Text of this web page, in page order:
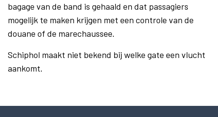
bagage van de band is gehaald en dat passagiers
mogelijk te maken krijgen met een controle van de
douane of de marechaussee.
Schiphol maakt niet bekend bij welke gate een vlucht
aankomt.